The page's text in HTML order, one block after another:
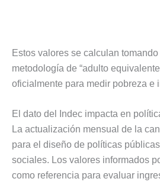
Estos valores se calculan
metodología de “adulto
oficialmente para medir pobreza e
El dato del Indec impacta en
La actualización mensual de la
para el diseño de políticas
sociales. Los valores informados
como referencia para evaluar